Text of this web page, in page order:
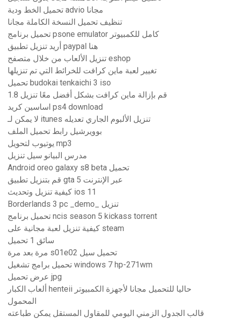
تحميل الخط ودية advio مجانا
تنظيف تحميل النسخة الكاملة مجانا
تحميل برنامج psone emulator كامل للكمبيوتر
أريد تنزيل تطبيق paypal هنا
تنزيل الألعاب من خلال متصفح eshop
تغيير لعبة ماين كرافت للخرائط التي تم تنزيلها
تحميل budokai tenkaichi 3 iso
قم بإزالة ماين كرافت بشكل أفضل معًا تنزيل 1.8
اساسين كريد ps4 download
لا يمكن لـ itunes تنزيل الألبوم الجاري تعديله
بوويرشيل رابط تحميل الملف
يوتيوب لتحويل mp3
مدرس البيانو سيل تنزيل
Android oreo galaxy s8 beta تحميل
قم بتنزيل تطبيق gta 5 عبر الإنترنت
كيفية تنزيل وتحديث ios 11
Borderlands 3 pc _demo_ تنزيل
تحميل برنامج ncis season 5 kickass torrent
كيفية تنزيل لعبة مجانية على steam
سائق 1 تحميل
مرة بعد مرة s01e02 تحميل سيل
تحميل برامج تشغيل windows 7 hp-271wm
عرض تحميل jpg
ألعاب الكبار henteii حاليا للتحميل مجانا لأجهزة الكمبيوتر
المحمول
قالب الجدول الزمني اليومي للمقاول المستقل يمكن طباعته